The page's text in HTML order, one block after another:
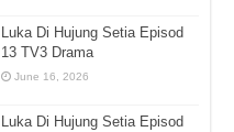
Luka Di Hujung Setia Episod
13 TV3 Drama
June 16, 2026
Luka Di Hujung Setia Episod